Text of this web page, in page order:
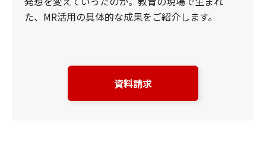
た、MR活用の具体的な成果をご紹介します。
資料請求